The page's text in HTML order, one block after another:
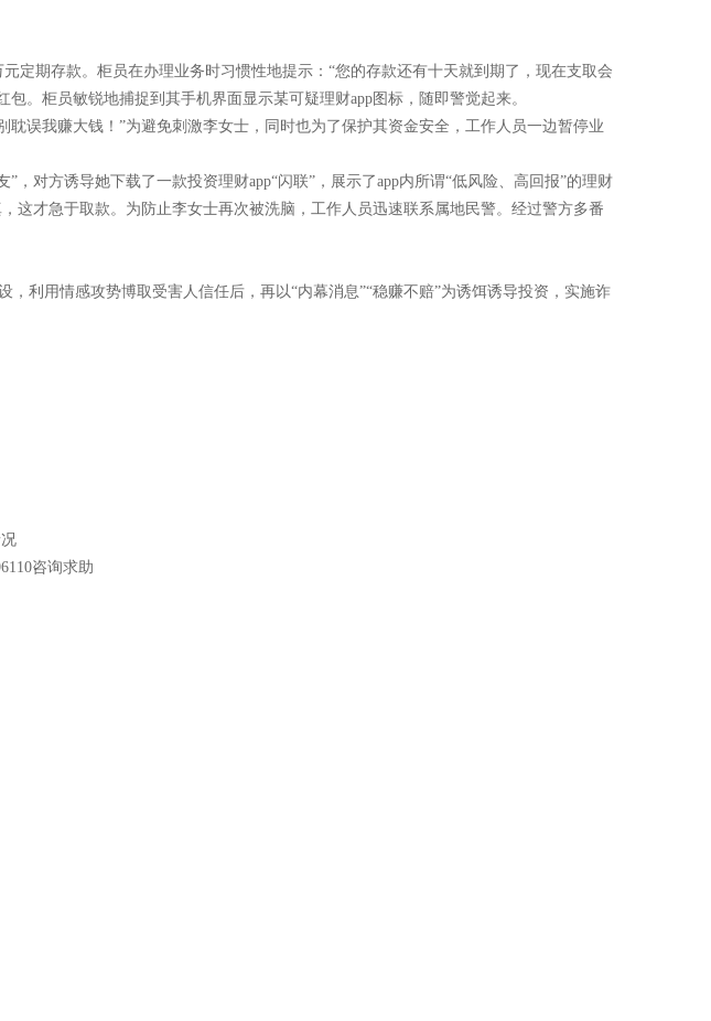
定期存款。柜员在办理业务时习惯性地提示：“您的存款还有十天就到期了，现在支取会
。柜员敏锐地捕捉到其手机界面显示某可疑理财app图标，随即警觉起来。
误我赚大钱！”为避免刺激李女士，同时也为了保护其资金安全，工作人员一边暂停业
对方诱导她下载了一款投资理财app“闪联”，展示了app内所谓“低风险、高回报”的理财
这才急于取款。为防止李女士再次被洗脑，工作人员迅速联系属地民警。经过警方多番
利用情感攻势博取受害人信任后，再以“内幕消息”“稳赚不赔”为诱饵诱导投资，实施诈
咨询求助